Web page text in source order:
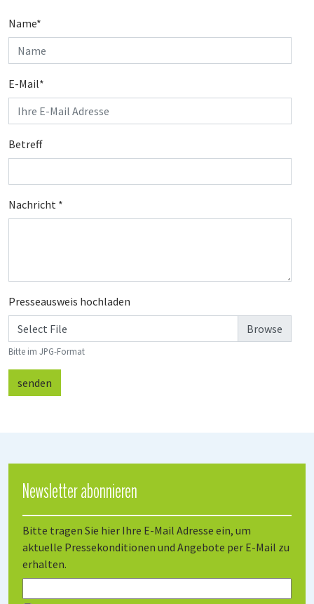
Name*
E-Mail*
Betreff
Nachricht *
Presseausweis hochladen
Select File
Bitte im JPG-Format
senden
Newsletter abonnieren
Bitte tragen Sie hier Ihre E-Mail Adresse ein, um
aktuelle Pressekonditionen und Angebote per E-Mail zu
erhalten.